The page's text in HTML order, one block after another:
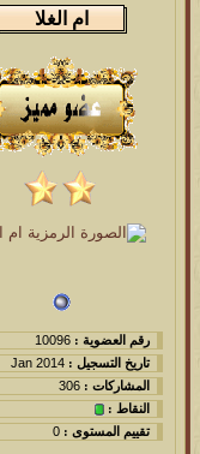
رقم العضوية : 10096
تاريخ التسجيل : Jan 2014
المشاركات : 306
النقاط :
تقييم المستوى : 0